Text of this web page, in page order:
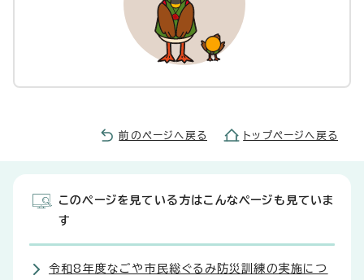
前のページへ戻る トップページへ戻る
このページを見ている方はこんなページも見ていま
す
令和8年度なごや市民総ぐるみ防災訓練の実施につ